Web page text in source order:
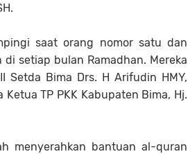
saat orang nomor satu dan
setiap bulan Ramadhan. Mereka
Setda Bima Drs. H Arifudin HMY,
TP PKK Kabupaten Bima, Hj.
menyerahkan bantuan al-quran